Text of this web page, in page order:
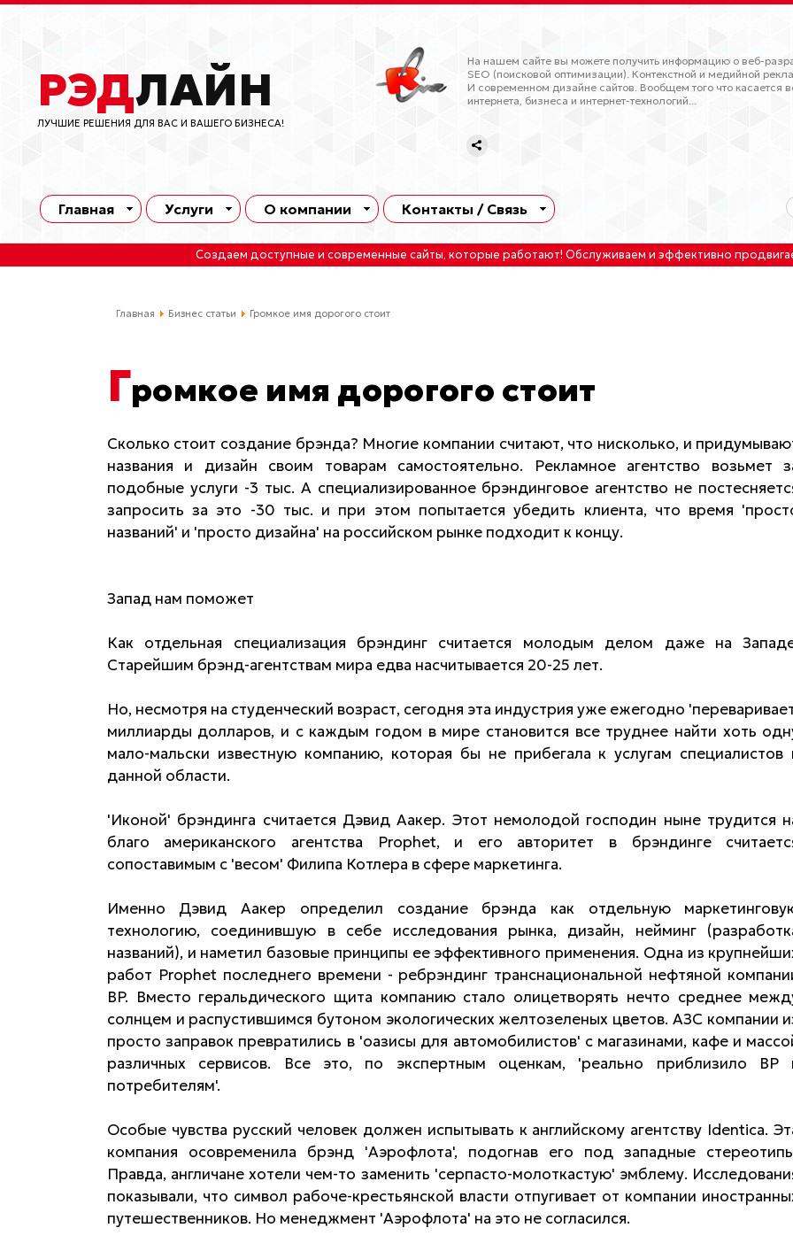
РЭДЛАЙН
ЛУЧШИЕ РЕШЕНИЯ ДЛЯ ВАС И ВАШЕГО БИЗНЕСА!
На нашем сайте вы можете получить информацию о веб-
SEO (поисковой оптимизации). Контекстной и медийной
И современном дизайне сайтов. Вообщем того что касается
интернета, бизнеса и интернет-технологий...
Главная Услуги О компании Контакты / Связь
Создаем доступные и современные сайты, которые работают! Обслуживаем и эффективно
Главная Бизнес статьи Громкое имя дорогого стоит
Громкое имя дорогого стоит
Сколько стоит создание брэнда? Многие компании считают, что нисколько, и
названия и дизайн своим товарам самостоятельно. Рекламное агентство возьмет
подобные услуги -3 тыс. А специализированное брэндинговое агентство не
запросить за это -30 тыс. и при этом попытается убедить клиента, что время
названий' и 'просто дизайна' на российском рынке подходит к концу.
Запад нам поможет
Как отдельная специализация брэндинг считается молодым делом даже на
Старейшим брэнд-агентствам мира едва насчитывается 20-25 лет.
Но, несмотря на студенческий возраст, сегодня эта индустрия уже ежегодно
миллиарды долларов, и с каждым годом в мире становится все труднее найти хоть
мало-мальски известную компанию, которая бы не прибегала к услугам специалистов
данной области.
'Иконой' брэндинга считается Дэвид Аакер. Этот немолодой господин ныне трудится
благо американского агентства Prophet, и его авторитет в брэндинге
сопоставимым с 'весом' Филипа Котлера в сфере маркетинга.
Именно Дэвид Аакер определил создание брэнда как отдельную
технологию, соединившую в себе исследования рынка, дизайн, нейминг
названий), и наметил базовые принципы ее эффективного применения. Одна из
работ Prophet последнего времени - ребрэндинг транснациональной нефтяной
BP. Вместо геральдического щита компанию стало олицетворять нечто среднее
солнцем и распустившимся бутоном экологических желтозеленых цветов. АЗС компании
просто заправок превратились в 'оазисы для автомобилистов' с магазинами, кафе и
различных сервисов. Все это, по экспертным оценкам, 'реально приблизило ВР
потребителям'.
Особые чувства русский человек должен испытывать к английскому агентству Identica.
компания осовременила брэнд 'Аэрофлота', подогнав его под западные
Правда, англичане хотели чем-то заменить 'серпасто-молоткастую' эмблему.
показывали, что символ рабоче-крестьянской власти отпугивает от компании
путешественников. Но менеджмент 'Аэрофлота' на это не согласился.